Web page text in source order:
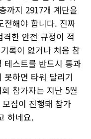
까지 2917개 계단을
전해야 합니다. 진짜
한 안전 규정이 적
록이 없거나 처음 참
테스트를 반드시 통과
하면 타워 달리기
참가자는 지난 5월
집이 진행돼 참가
하네요.